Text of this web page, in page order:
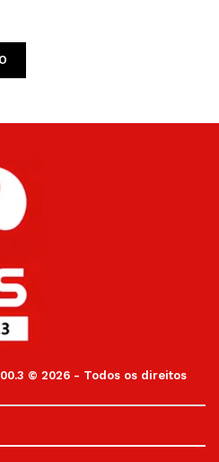
© 2026 - Todos os direitos